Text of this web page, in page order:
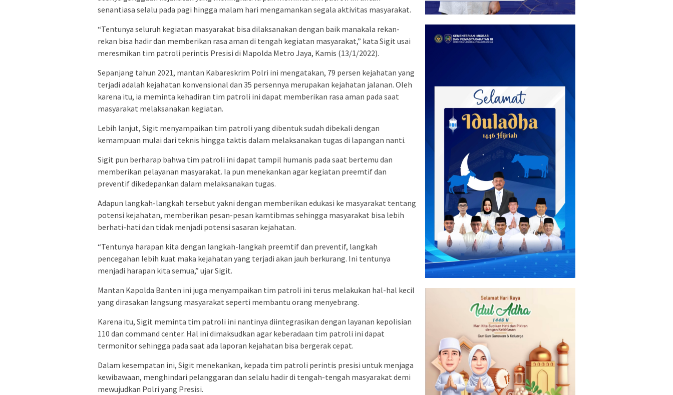
senantiasa selalu pada pagi hingga malam hari mengamankan segala aktivitas masyarakat.
“Tentunya seluruh kegiatan masyarakat bisa dilaksanakan dengan baik manakala rekan-
rekan bisa hadir dan memberikan rasa aman di tengah kegiatan masyarakat,” kata Sigit usai
meresmikan tim patroli perintis Presisi di Mapolda Metro Jaya, Kamis (13/1/2022).
Sepanjang tahun 2021, mantan Kabareskrim Polri ini mengatakan, 79 persen kejahatan yang
terjadi adalah kejahatan konvensional dan 35 persennya merupakan kejahatan jalanan. Oleh
karena itu, ia meminta kehadiran tim patroli ini dapat memberikan rasa aman pada saat
masyarakat melaksanakan kegiatan.
Lebih lanjut, Sigit menyampaikan tim patroli yang dibentuk sudah dibekali dengan
kemampuan mulai dari teknis hingga taktis dalam melaksanakan tugas di lapangan nanti.
Sigit pun berharap bahwa tim patroli ini dapat tampil humanis pada saat bertemu dan
memberikan pelayanan masyarakat. Ia pun menekankan agar kegiatan preemtif dan
preventif dikedepankan dalam melaksanakan tugas.
Adapun langkah-langkah tersebut yakni dengan memberikan edukasi ke masyarakat tentang
potensi kejahatan, memberikan pesan-pesan kamtibmas sehingga masyarakat bisa lebih
berhati-hati dan tidak menjadi potensi sasaran kejahatan.
“Tentunya harapan kita dengan langkah-langkah preemtif dan preventif, langkah
pencegahan lebih kuat maka kejahatan yang terjadi akan jauh berkurang. Ini tentunya
menjadi harapan kita semua,” ujar Sigit.
Mantan Kapolda Banten ini juga menyampaikan tim patroli ini terus melakukan hal-hal kecil
yang dirasakan langsung masyarakat seperti membantu orang menyebrang.
Karena itu, Sigit meminta tim patroli ini nantinya diintegrasikan dengan layanan kepolisian
110 dan command center. Hal ini dimaksudkan agar keberadaan tim patroli ini dapat
termonitor sehingga pada saat ada laporan kejahatan bisa bergerak cepat.
Dalam kesempatan ini, Sigit menekankan, kepada tim patroli perintis presisi untuk menjaga
kewibawaan, menghindari pelanggaran dan selalu hadir di tengah-tengah masyarakat demi
mewujudkan Polri yang Presisi.